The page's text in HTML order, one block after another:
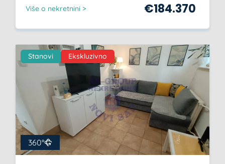
Više o nekretnini > €184.370
Stanovi Ekskluzivno
360°